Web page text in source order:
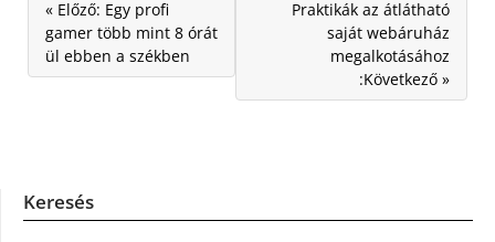
« Előző: Egy profi
gamer több mint 8 órát
ül ebben a székben
Praktikák az átlátható
saját webáruház
megalkotásához
:Következő »
Keresés